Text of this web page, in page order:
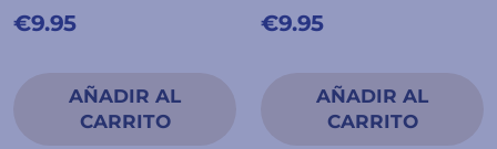
€9.95
€9.95